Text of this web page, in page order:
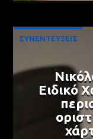
ΣΥΝΕΝΤΕΥΞΕΙΣ
Ειδικό